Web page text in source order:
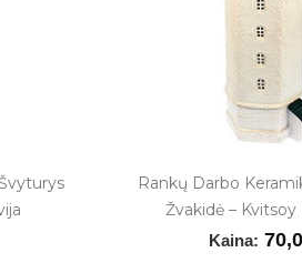
Rankų Darbo
Žvakidė –
Kaina: